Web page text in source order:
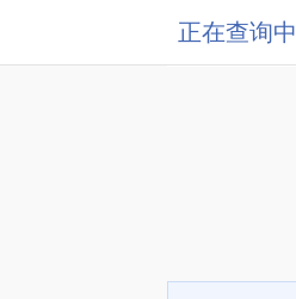
正在查询中